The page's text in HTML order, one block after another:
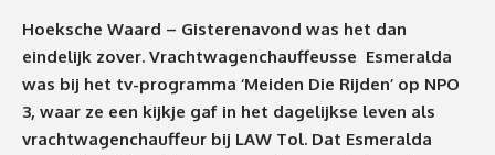
Hoeksche Waard – Gisterenavond was het dan
eindelijk zover. Vrachtwagenchauffeusse Esmeralda
was bij het tv-programma ‘Meiden Die Rijden’ op NPO
3, waar ze een kijkje gaf in het dagelijkse leven als
vrachtwagenchauffeur bij LAW Tol. Dat Esmeralda